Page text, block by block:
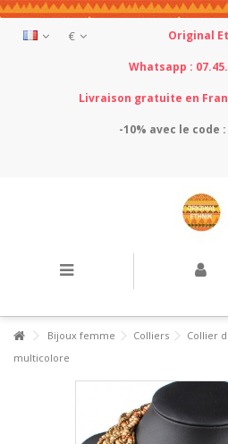
€ Original
Whatsapp :
Livraison gratuite en
-10% avec le code
Bijoux femme Colliers Collier
multicolore